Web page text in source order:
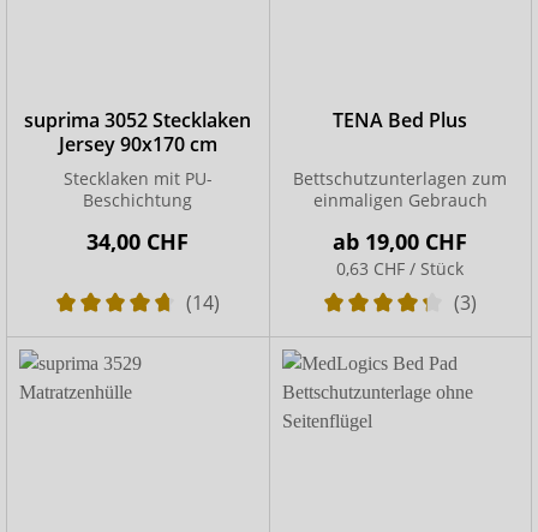
suprima 3052 Stecklaken
Jersey 90x170 cm
Stecklaken mit PU-
Beschichtung
34,00 CHF
(14)
TENA Bed Plus
Bettschutzunterlagen zum
einmaligen Gebrauch
ab 19,00 CHF
0,63 CHF / Stück
(3)